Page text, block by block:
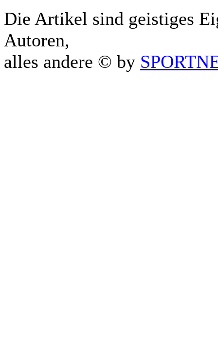
Die Artikel sind geistiges
Autoren,
alles andere © by